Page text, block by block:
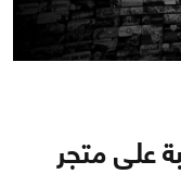
على متجر